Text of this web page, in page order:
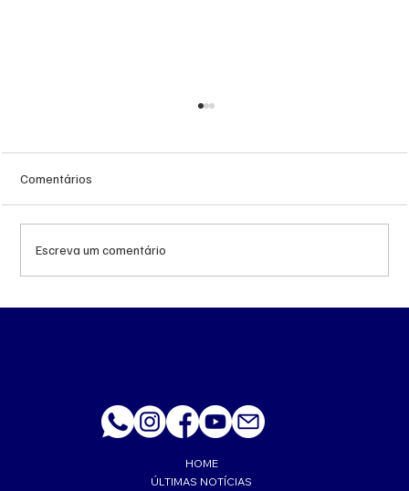
Comentários
Escreva um comentário
HOME
ÚLTIMAS NOTÍCIAS